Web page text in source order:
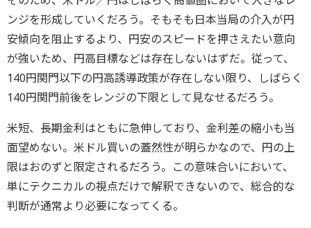
ンジを形成していくだろう。そもそも日本当局の介入が円
安傾向を阻止するより、円安のスピードを押さえたい意向
が強いため、円高目標などは存在しないはずだ。従って、
140円関門以下の円高誘導政策が存在しない限り、しばらく
140円関門前後をレンジの下限として見なせるだろう。
米短、長期金利はともに急伸しており、金利差の縮小も当
面望めない。米ドル買いの蓋然性が明らかなので、円の上
限はおのずと限定されるだろう。この意味合いにおいて、
単にテクニカルの視点だけで解釈できないので、総合的な
判断が通常より必要になってくる。